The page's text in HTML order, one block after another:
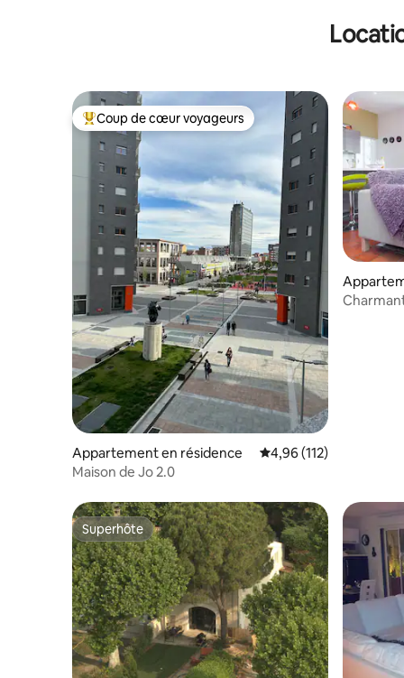
Coups de cœur voyageurs les plus appréciés
Coup de cœur voyageurs
Appartement en résidence Évaluation moyenne
4,96 (112)
Maison de Jo 2.0
Superhôte
Superhôte